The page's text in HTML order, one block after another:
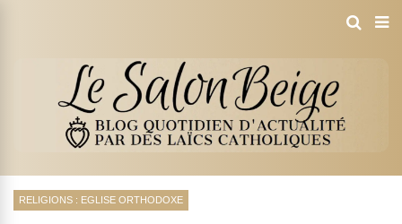
RELIGIONS : EGLISE ORTHODOXE